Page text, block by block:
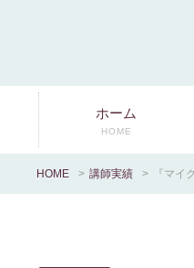
ホーム
HOME
HOME > 講師実績 > 『マイ